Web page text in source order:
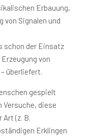
Erbauung,
von Signalen und
schon der Einsatz
von
überliefert.
gespielt
Versuche, diese
(z. B.
Erklingen